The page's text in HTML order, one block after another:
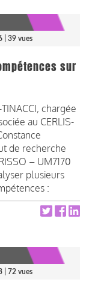
| 39 vues
sur
chargée
au CERLIS-
de recherche
– UM7170
plusieurs
:
| 72 vues